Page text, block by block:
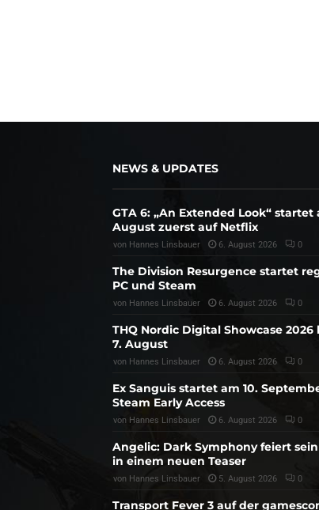
NEWS & UPDATES
GTA 6: „An Extended Look“ startet
August zuerst auf Netflix
von Hannes Linsbauer 6. August 2026 0
The Division Resurgence startet
PC und Steam
von Hannes Linsbauer 6. August 2026 0
THQ Nordic Digital Showcase 2026
7. August
von Hannes Linsbauer 6. August 2026 0
Ex Sanguis startet am 10.
Steam Early Access
von Hannes Linsbauer 6. August 2026 0
Angelic: Dark Symphony feiert
in einem neuen Teaser
von Hannes Linsbauer 5. August 2026 0
Transport Fever 3 auf der